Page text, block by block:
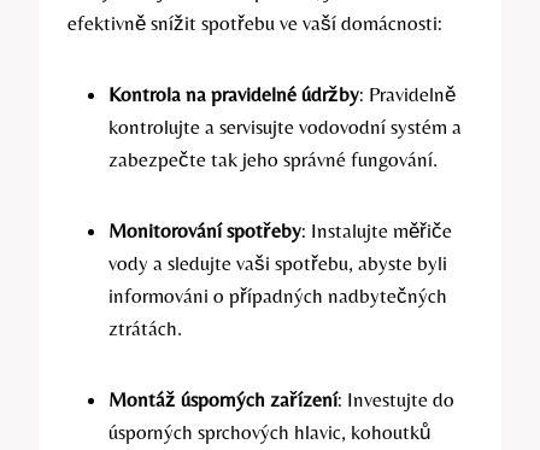
efektivně snížit spotřebu ve vaší domácnosti:
Kontrola na pravidelné údržby: Pravidelně
kontrolujte a servisujte vodovodní systém a
zabezpečte tak jeho správné fungování.
Monitorování spotřeby: Instalujte měřiče
vody a sledujte vaši spotřebu, abyste byli
informováni o případných nadbytečných
ztrátách.
Montáž úsporných zařízení: Investujte do
úsporných sprchových hlavic, kohoutků